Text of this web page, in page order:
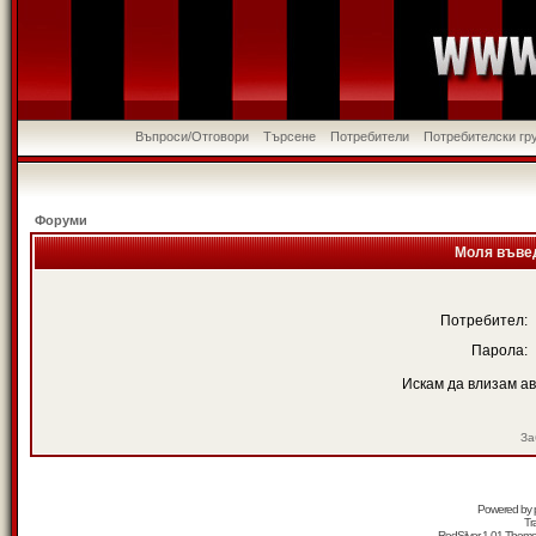
Въпроси/Отговори Търсене Потребители Потребителски
Форуми
Моля
Потребител:
Парола:
Искам да влизам
Powered by